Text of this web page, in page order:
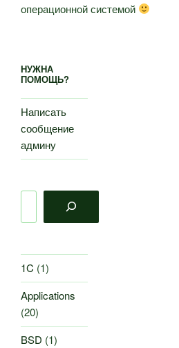
операционной системой
НУЖНА
ПОМОЩЬ?
Написать
сообщение
админу
1C (1)
Applications
(20)
BSD (1)